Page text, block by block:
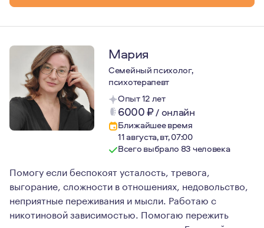
Мария
Семейный психолог,
психотерапевт
Опыт 12 лет
6000₽/ онлайн
Ближайшее время
11 августа, вт, 07:00
Всего выбрало 83 человека
Помогу если беспокоят усталость, тревога,
выгорание, сложности в отношениях, недовольство,
неприятные переживания и мысли. Работаю с
никотиновой зависимостью. Помогаю пережить